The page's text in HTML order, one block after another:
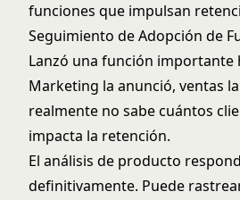
funciones que impulsan
Seguimiento de Adopción de
Lanzó una función importante
Marketing la anunció, ventas
realmente no sabe cuántos
impacta la retención.
El análisis de producto
definitivamente. Puede